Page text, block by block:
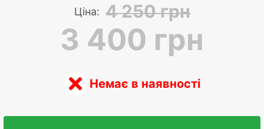
Ціна: 4 250 грн
3 400 грн
Немає в наявності